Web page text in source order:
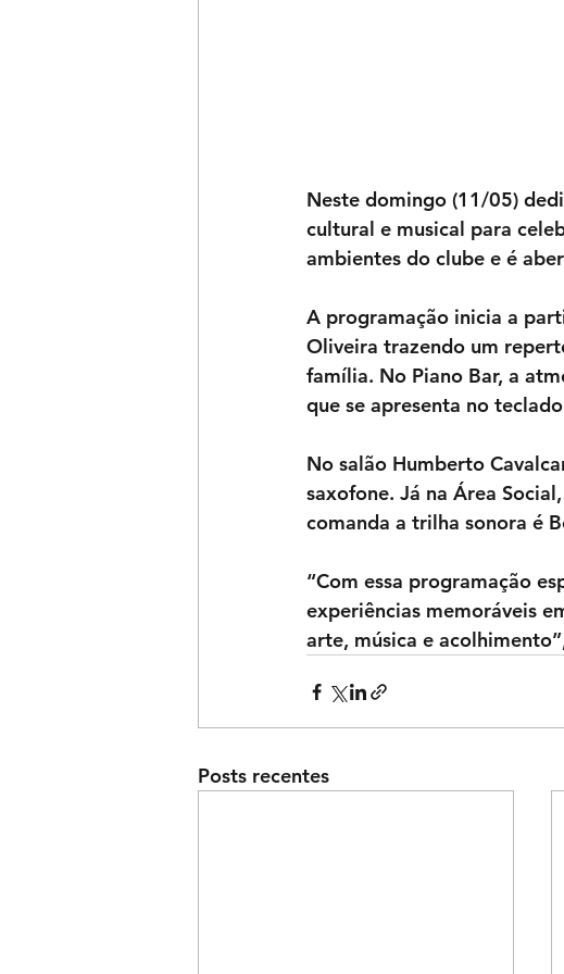
Neste domingo (11/05)
cultural e musical para
ambientes do clube e é
A programação inicia a
Oliveira trazendo um
família. No Piano Bar, a
que se apresenta no
No salão Humberto
saxofone. Já na Área
comanda a trilha sonora é
“Com essa programação
experiências memoráveis
arte, música e
Posts recentes